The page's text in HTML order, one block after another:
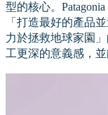
型的核心。
「打造最好的產品
力於拯救地球家園
工更深的意義感，